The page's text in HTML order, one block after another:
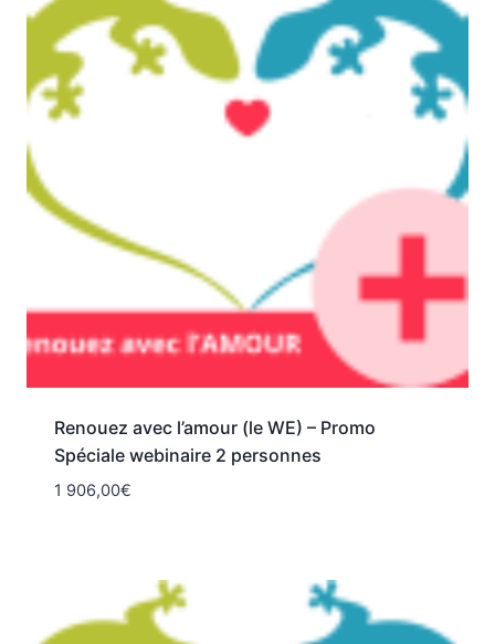
Renouez avec l’amour (le WE) – Promo
Spéciale webinaire 2 personnes
1 906,00€